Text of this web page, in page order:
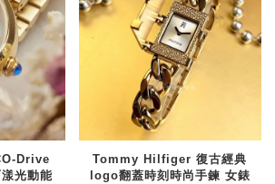
Drive
光動能
Tommy Hilfiger 復古經典
logo翻蓋時刻時尚手鍊 女錶